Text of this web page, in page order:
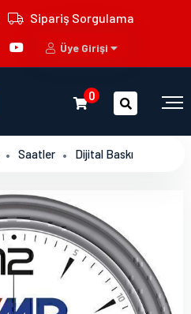
Sipariş Sorgulama
Üye Girişi
0
Saatler Dijital Baskı